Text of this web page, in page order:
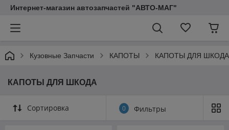
Интернет-магазин автозапчастей "АВТО-МАГ"
Кузовные Запчасти КАПОТЫ КАПОТЫ ДЛЯ ШКОДА
КАПОТЫ ДЛЯ ШКОДА
Сортировка 0 Фильтры